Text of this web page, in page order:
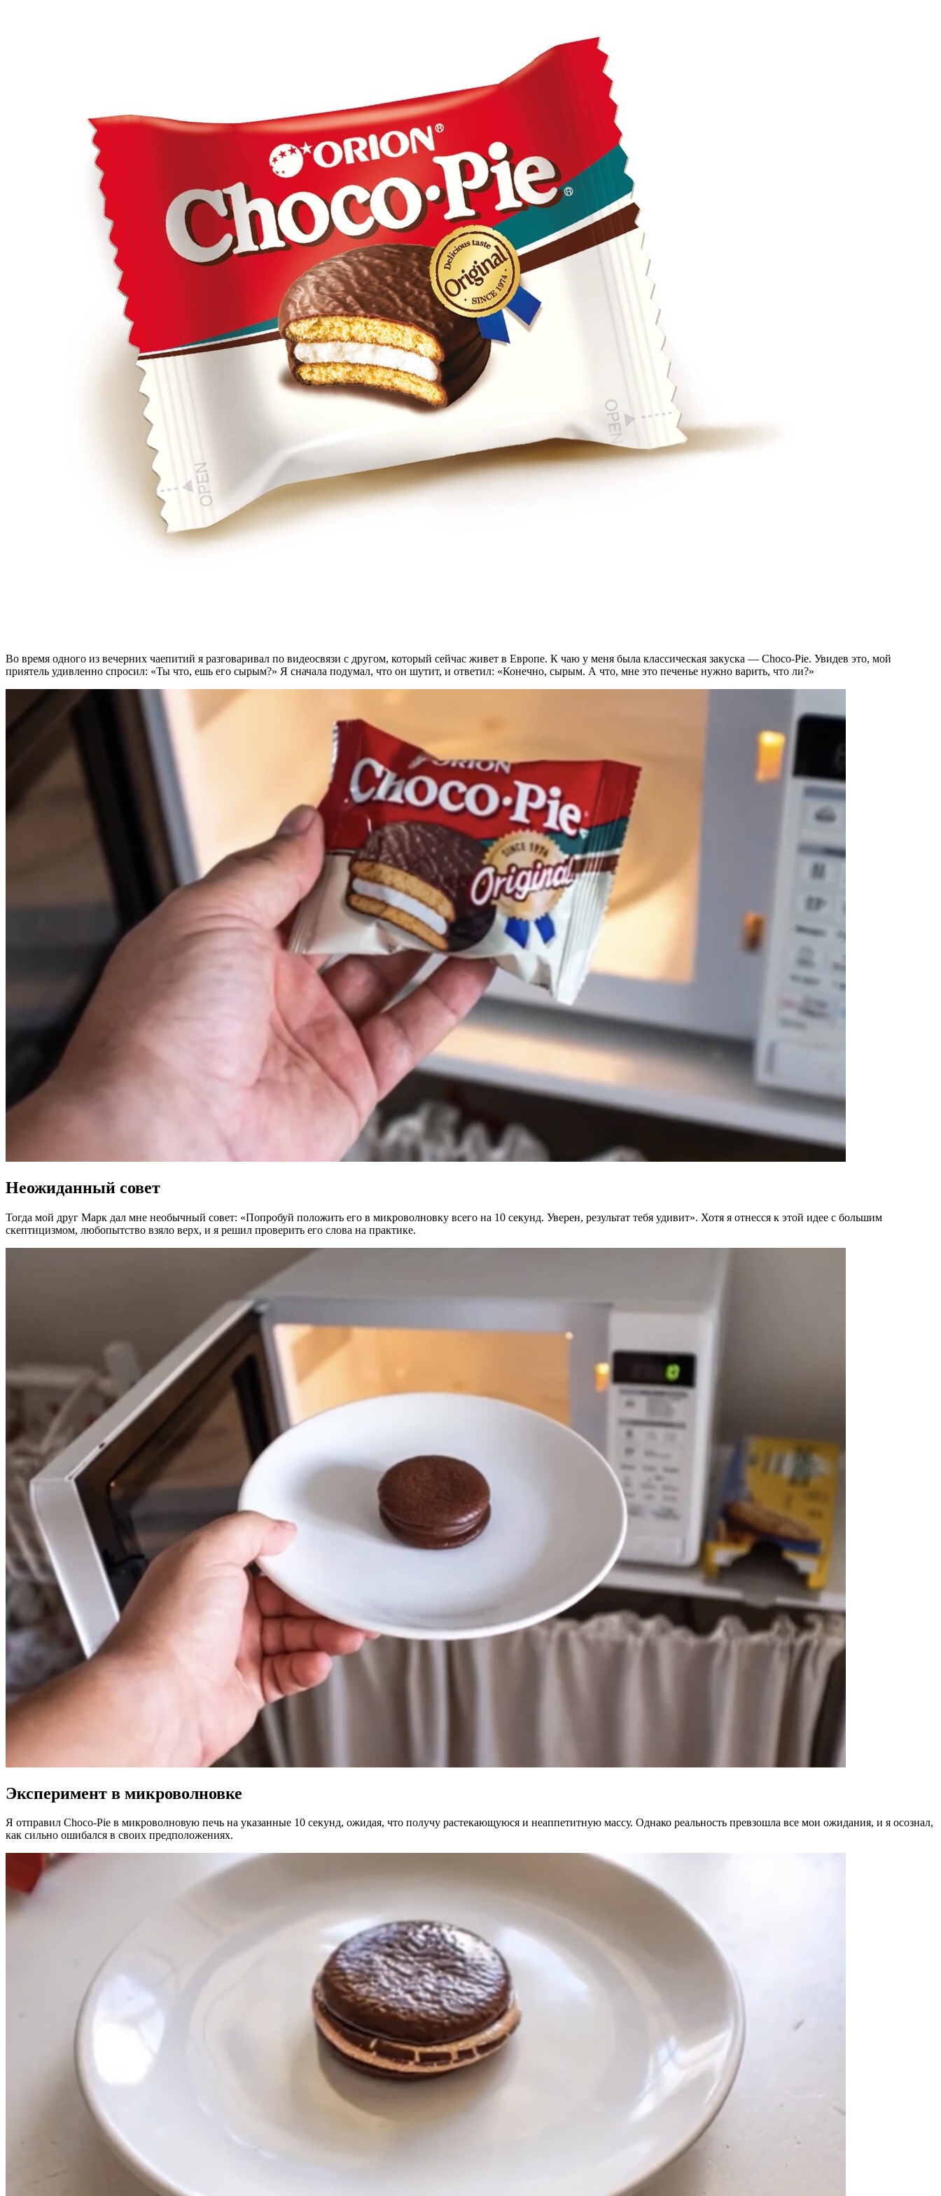
Во время одного из вечерних чаепитий я разговаривал по видеосвязи с другом, который сейчас живет в Европе. К чаю у меня была классическая закуска — Choco-Pie. Увидев это, мой
приятель удивленно спросил: «Ты что, ешь его сырым?» Я сначала подумал, что он шутит, и ответил: «Конечно, сырым. А что, мне это печенье нужно варить, что ли?»
Неожиданный совет
Тогда мой друг Марк дал мне необычный совет: «Попробуй положить его в микроволновку всего на 10 секунд. Уверен, результат тебя удивит». Хотя я отнесся к этой идее с большим
скептицизмом, любопытство взяло верх, и я решил проверить его слова на практике.
Эксперимент в микроволновке
Я отправил Choco-Pie в микроволновую печь на указанные 10 секунд, ожидая, что получу растекающуюся и неаппетитную массу. Однако реальность превзошла все мои ожидания, и я осознал,
как сильно ошибался в своих предположениях.